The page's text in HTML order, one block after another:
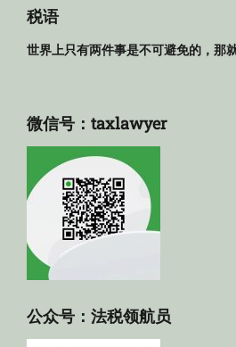
库
税语
世界上只有两件事是不可避免的，那
微信号：taxlawyer
公众号：法税领航员